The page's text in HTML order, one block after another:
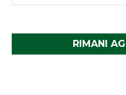
RIMANI